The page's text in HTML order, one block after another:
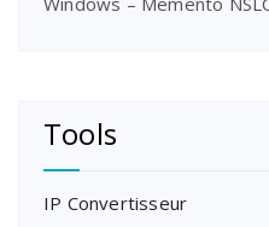
Tools
IP Convertisseur